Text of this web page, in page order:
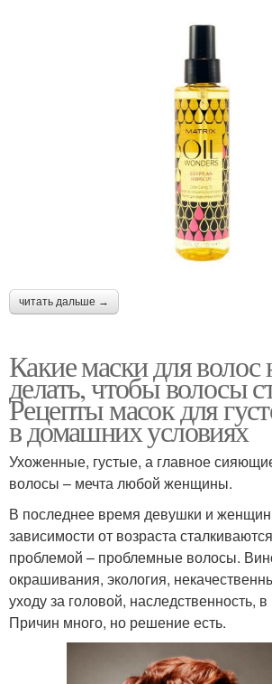
читать дальше →
Какие маски для
делать, чтобы волосы
Рецепты масок для
в домашних условиях
Ухоженные, густые, а главное
волосы – мечта любой женщины.
В последнее время девушки и
зависимости от возраста
проблемой – проблемные волосы.
окрашивания, экология,
уходу за головой, наследственность,
Причин много, но решение есть.